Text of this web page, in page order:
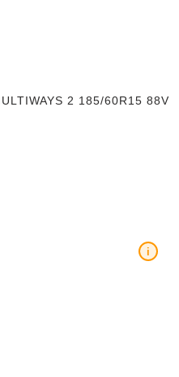
2 185/60R15 88V
i